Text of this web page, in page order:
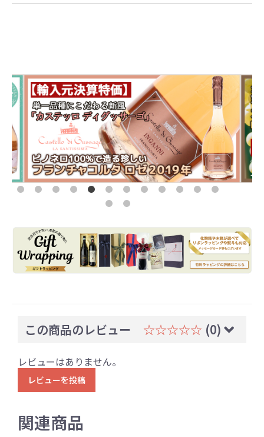
この商品のレビュー ☆☆☆☆☆ (0)
レビューはありません。
レビューを投稿
関連商品